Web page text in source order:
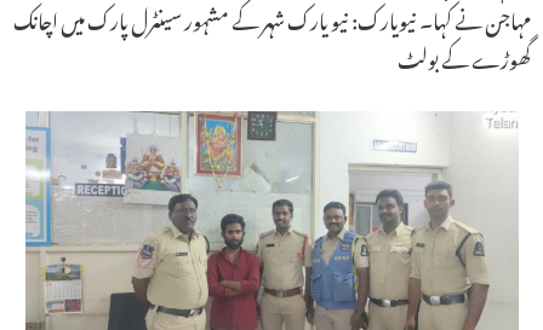
مہاجن نے کہا۔ نیویارک: نیو یارک شہر کے مشہور سینٹرل پارک میں اچانک
گھوڑے کے بولٹ